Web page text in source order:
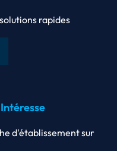
rapides
d'établissement sur